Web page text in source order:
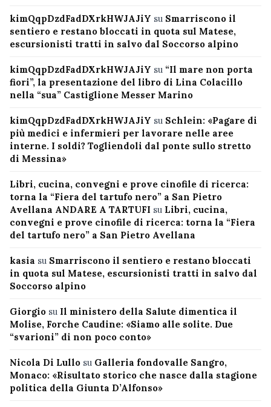
kimQqpDzdFadDXrkHWJAJiY su Smarriscono il
sentiero e restano bloccati in quota sul Matese,
escursionisti tratti in salvo dal Soccorso alpino
kimQqpDzdFadDXrkHWJAJiY su “Il mare non porta
fiori”, la presentazione del libro di Lina Colacillo
nella “sua” Castiglione Messer Marino
kimQqpDzdFadDXrkHWJAJiY su Schlein: «Pagare di
più medici e infermieri per lavorare nelle aree
interne. I soldi? Togliendoli dal ponte sullo stretto
di Messina»
Libri, cucina, convegni e prove cinofile di ricerca:
torna la “Fiera del tartufo nero” a San Pietro
Avellana ANDARE A TARTUFI su Libri, cucina,
convegni e prove cinofile di ricerca: torna la “Fiera
del tartufo nero” a San Pietro Avellana
kasia su Smarriscono il sentiero e restano bloccati
in quota sul Matese, escursionisti tratti in salvo dal
Soccorso alpino
Giorgio su Il ministero della Salute dimentica il
Molise, Forche Caudine: «Siamo alle solite. Due
“svarioni” di non poco conto»
Nicola Di Lullo su Galleria fondovalle Sangro,
Monaco: «Risultato storico che nasce dalla stagione
politica della Giunta D’Alfonso»